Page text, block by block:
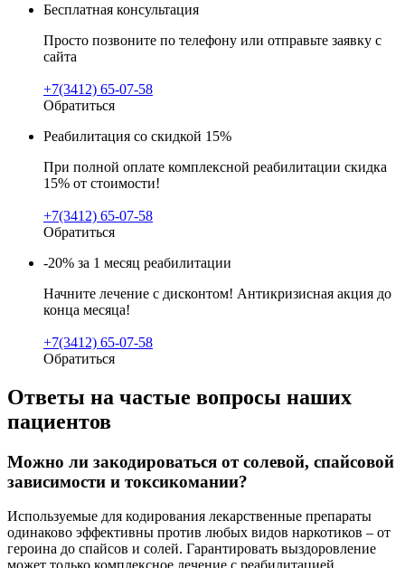
Бесплатная консультация
Просто позвоните по телефону или отправьте заявку с
сайта
+7(3412) 65-07-58
Обратиться
Реабилитация со скидкой 15%
При полной оплате комплексной реабилитации скидка
15% от стоимости!
+7(3412) 65-07-58
Обратиться
-20% за 1 месяц реабилитации
Начните лечение с дисконтом! Антикризисная акция до
конца месяца!
+7(3412) 65-07-58
Обратиться
Ответы на частые вопросы наших
пациентов
Можно ли закодироваться от солевой, спайсовой
зависимости и токсикомании?
Используемые для кодирования лекарственные препараты
одинаково эффективны против любых видов наркотиков – от
героина до спайсов и солей. Гарантировать выздоровление